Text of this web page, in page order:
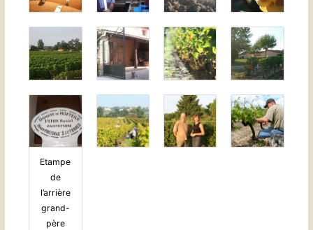
Etampe
de
l’arrière
grand-
père